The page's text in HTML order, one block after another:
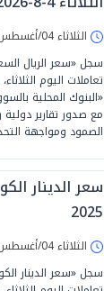
الثلاثاء 04/أغسطس/2026 - 11:00 ص
سجل «سعر الريال
«البنوك المحلية
مع صدور تقارير
الصمود ومواجهة
2025
الثلاثاء 04/أغسطس/2026 - 10:30 ص
سجل «سعر الدينار